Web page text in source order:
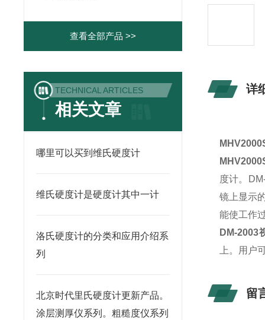
查看全部产品 >>
TECHNICAL ARTICLES
相关文章
哪里可以买到维氏硬度计
维氏硬度计是硬度计其中一计
洛氏硬度计的分类和应用介绍系
列
北京时代里氏硬度计更新产品。
涂层测厚仪系列。粗糙度仪系列
详
度计。
镜上显示
能使工作
DM-2003
上。用户
留